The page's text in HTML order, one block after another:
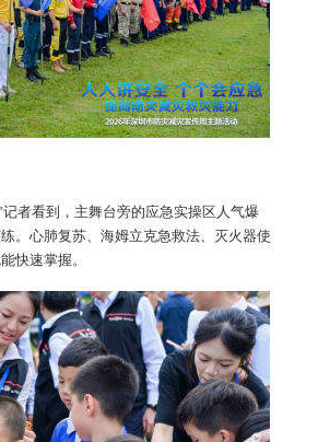
看到，主舞台旁的应急实操区人气爆
。心肺复苏、海姆立克急救法、灭火器使
快速掌握。